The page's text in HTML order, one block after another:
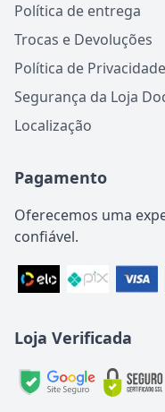
Política de entrega
Trocas e Devoluções
Política de Privacidade
Segurança da Loja
Localização
Pagamento
Oferecemos uma
confiável.
Loja Verificada